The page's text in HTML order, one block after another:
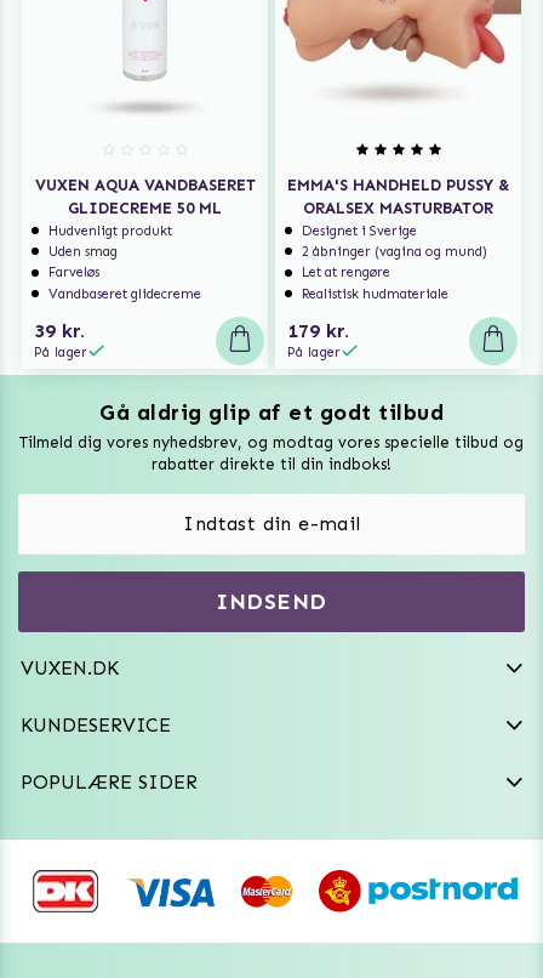
VUXEN AQUA VANDBASERET
GLIDECREME 50 ML
Hudvenligt produkt
Uden smag
Farveløs
Vandbaseret glidecreme
39 kr.
På lager
EMMA'S HANDHELD PUSSY &
ORALSEX MASTURBATOR
Designet i Sverige
2 åbninger (vagina og mund)
Let at rengøre
Realistisk hudmateriale
179 kr.
På lager
Gå aldrig glip af et godt tilbud
Tilmeld dig vores nyhedsbrev, og modtag vores specielle tilbud og
rabatter direkte til din indboks!
INDSEND
VUXEN.DK
VAT: SE556744520901
kundeservice@vuxen.dk
KUNDESERVICE
Fortryd aftale
POPULÆRE SIDER
Vuxen Magazine
Vibratorer
Frækt undertøj